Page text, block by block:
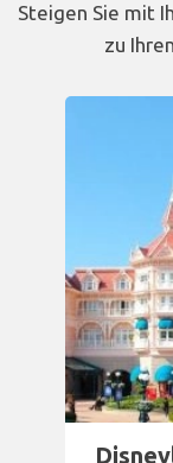
Steigen Sie mit
zu